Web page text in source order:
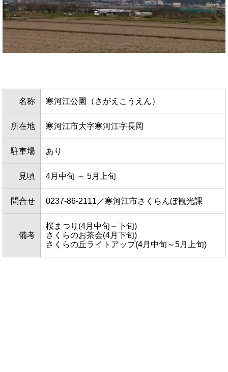
名称 寒河江公園（さがえこうえん）
所在地 寒河江市大字寒河江字長岡
駐車場 あり
見頃 4月中旬 ～ 5月上旬
問合せ 0237-86-2111／寒河江市さくらんぼ観光課
備考
桜まつり(4月中旬～下旬)
さくらのお茶会(4月下旬)
さくらの丘ライトアップ(4月中旬～5月上旬)